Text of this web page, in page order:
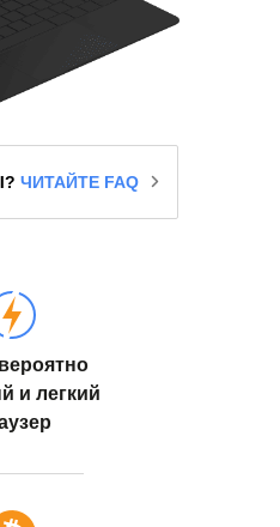
ЧИТАЙТЕ FAQ
и легкий